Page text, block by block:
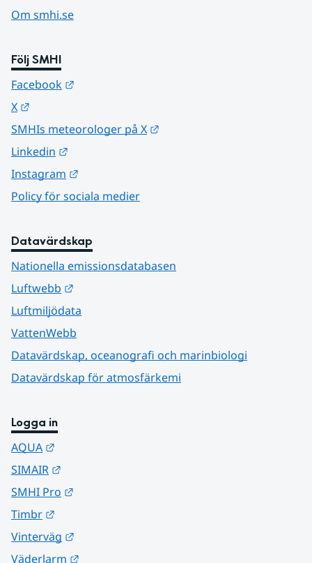
Om smhi.se
Följ SMHI
Facebook
X
SMHIs meteorologer på X
Linkedin
Instagram
Policy för sociala medier
Datavärdskap
Nationella emissionsdatabasen
Luftwebb
Luftmiljödata
VattenWebb
Datavärdskap, oceanografi och marinbiologi
Datavärdskap för atmosfärkemi
Logga in
AQUA
SIMAIR
SMHI Pro
Timbr
Vinterväg
Väderlarm